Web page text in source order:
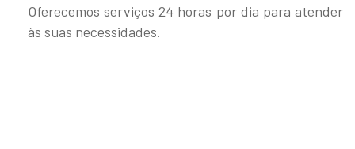
Oferecemos serviços 24 horas por dia para atender
às suas necessidades.